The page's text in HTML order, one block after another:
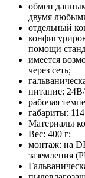
обмен
двумя
отдельный
помощи
имеется
через сеть;
питание:
рабочая
габариты:
Материалы
Вес: 400 г;
монтаж: на
заземления